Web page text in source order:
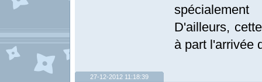
D'ailleurs,
à part l'arrivée
27-12-2012 11:18:39